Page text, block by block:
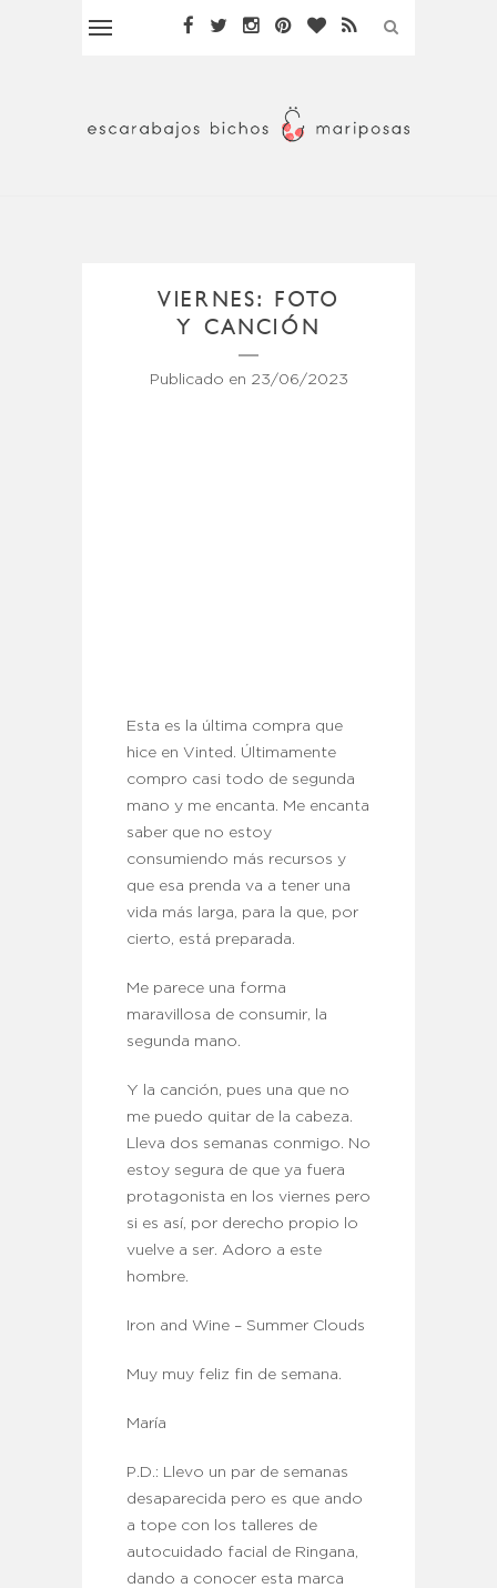
VIERNES: FOTO
Y CANCIÓN
Publicado en 23/06/2023
Esta es la última compra que
hice en Vinted. Últimamente
compro casi todo de segunda
mano y me encanta. Me encanta
saber que no estoy
consumiendo más recursos y
que esa prenda va a tener una
vida más larga, para la que, por
cierto, está preparada.
Me parece una forma
maravillosa de consumir, la
segunda mano.
Y la canción, pues una que no
me puedo quitar de la cabeza.
Lleva dos semanas conmigo. No
estoy segura de que ya fuera
protagonista en los viernes pero
si es así, por derecho propio lo
vuelve a ser. Adoro a este
hombre.
Iron and Wine – Summer Clouds
Muy muy feliz fin de semana.
María
P.D.: Llevo un par de semanas
desaparecida pero es que ando
a tope con los talleres de
autocuidado facial de Ringana,
dando a conocer esta marca